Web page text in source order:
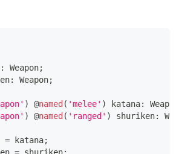
: Weapon;
: Weapon;
) @named ( 'melee' ) katana:
Weapon
) @named ( 'ranged' ) shuriken:
= katana;